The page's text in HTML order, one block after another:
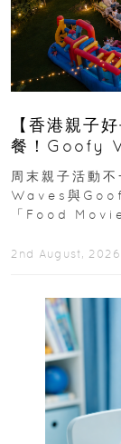
【香港親子
餐！Goofy
外影院逢週
周末親子活動
Waves與
「Food
2nd August, 2026